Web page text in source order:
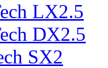
LX2.5
DX2.5
SX2